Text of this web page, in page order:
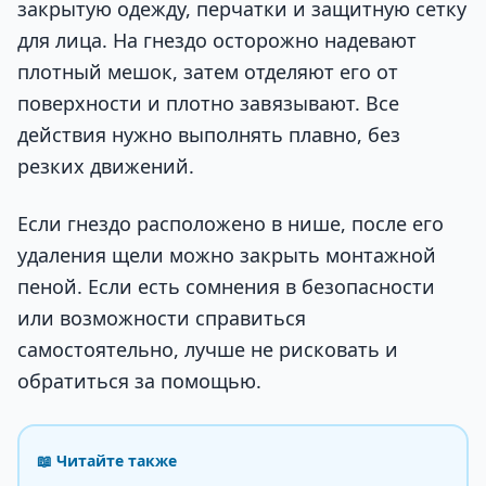
закрытую одежду, перчатки и защитную сетку
для лица. На гнездо осторожно надевают
плотный мешок, затем отделяют его от
поверхности и плотно завязывают. Все
действия нужно выполнять плавно, без
резких движений.
Если гнездо расположено в нише, после его
удаления щели можно закрыть монтажной
пеной. Если есть сомнения в безопасности
или возможности справиться
самостоятельно, лучше не рисковать и
обратиться за помощью.
📖 Читайте также